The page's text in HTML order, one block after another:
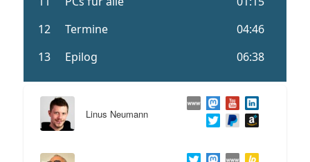
Linus Neumann